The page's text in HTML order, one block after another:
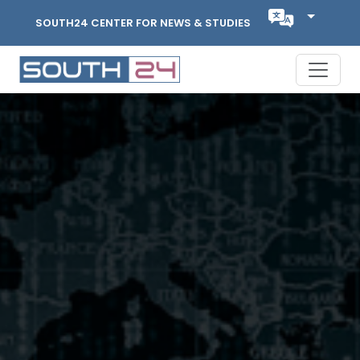
SOUTH24 CENTER FOR NEWS & STUDIES